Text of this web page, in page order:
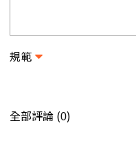
規範
全部評論 (0)